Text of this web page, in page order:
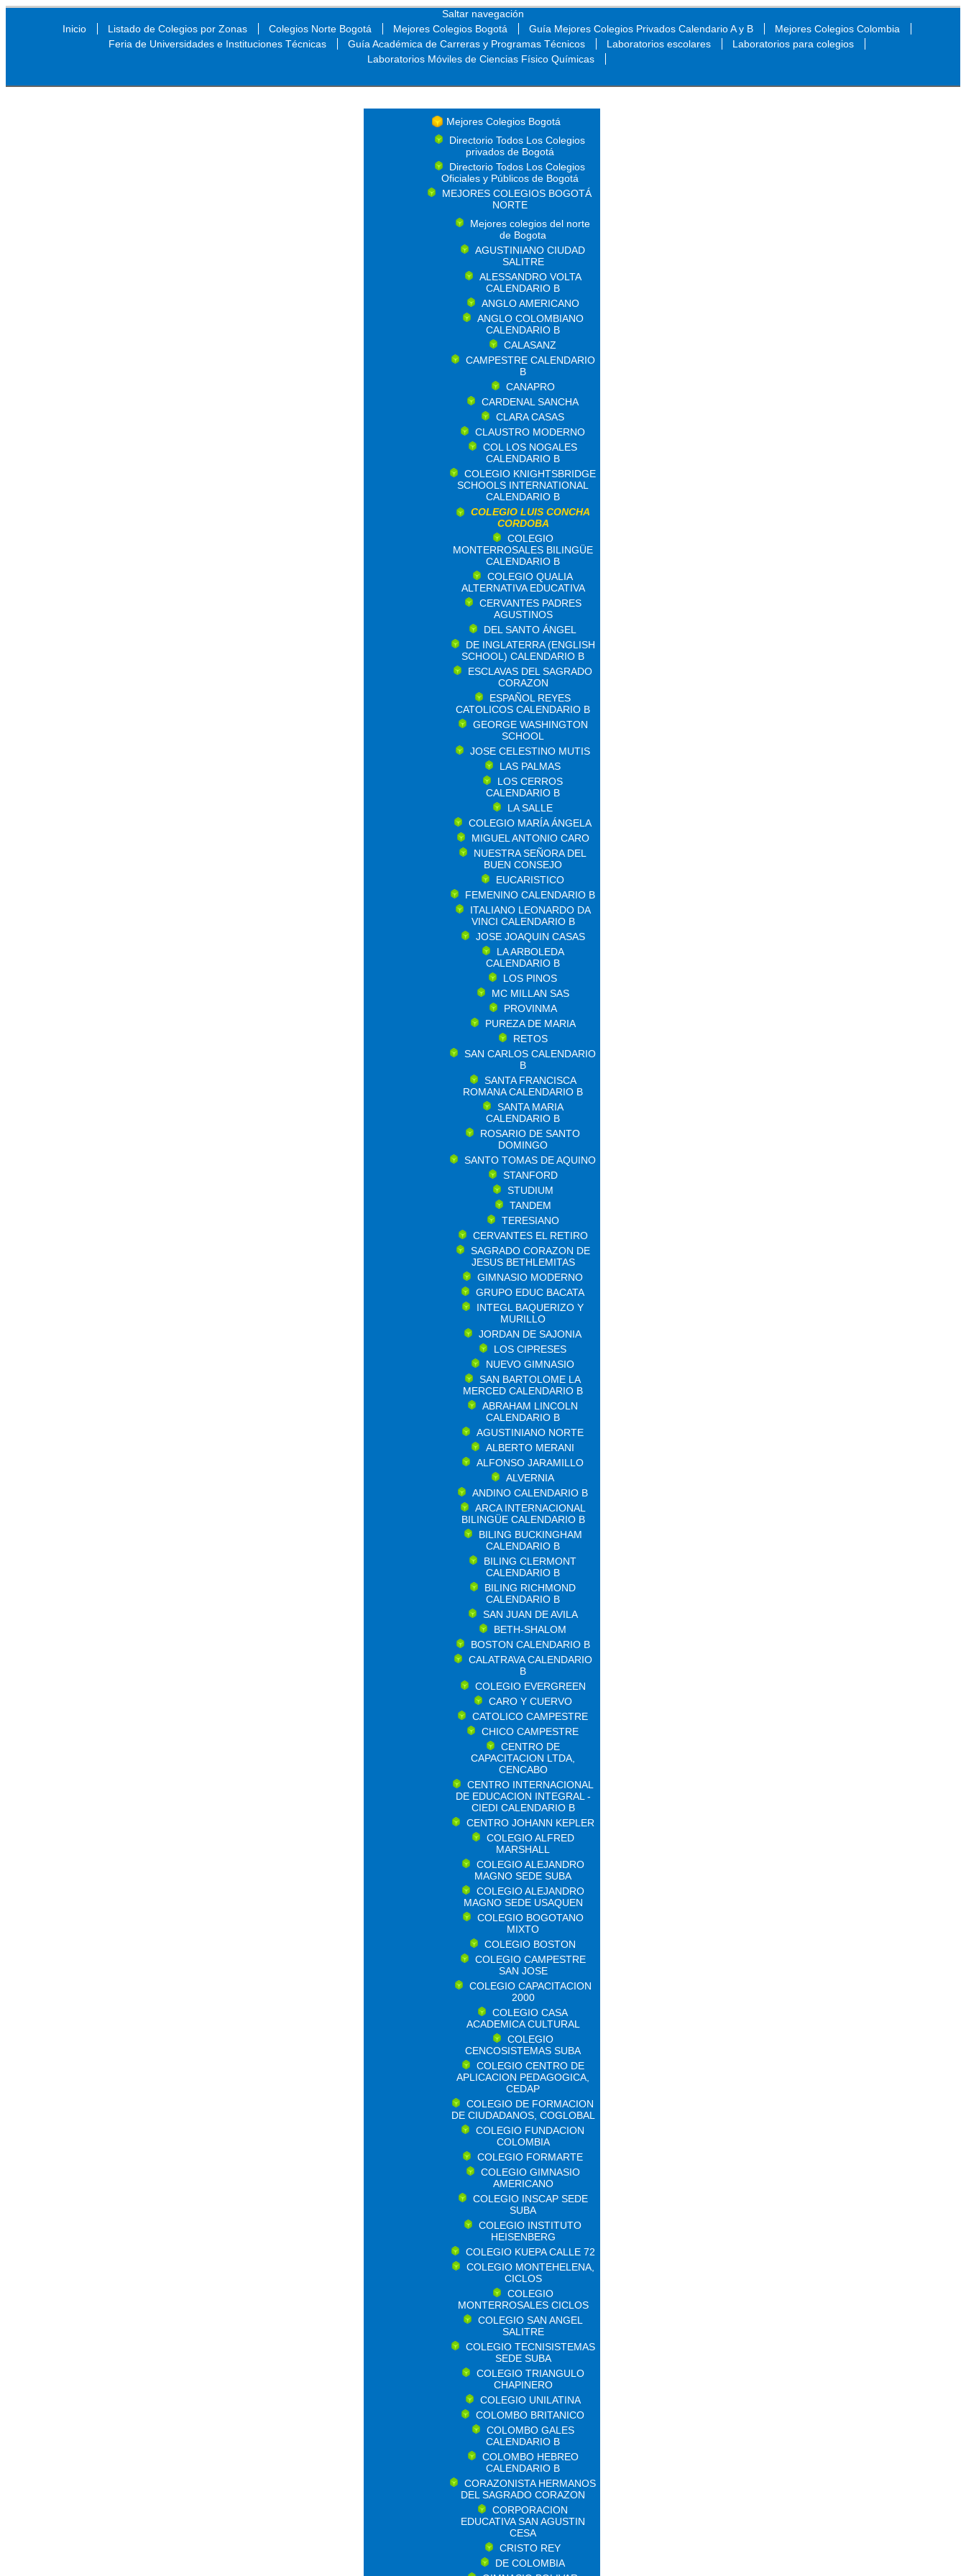
Saltar navegación
Inicio
Listado de Colegios por Zonas Colegios Norte Bogotá Mejores Colegios Bogotá Guía Mejores Colegios Privados Calendario A y B
Mejores Colegios Colombia
Feria de Universidades e Instituciones Técnicas
Guía Académica de Carreras y Programas Técnicos Laboratorios escolares
Laboratorios para colegios
Laboratorios Móviles de Ciencias Físico Químicas
Mejores Colegios Bogotá
Directorio Todos Los Colegios
privados de Bogotá
Directorio Todos Los Colegios
Oficiales y Públicos de Bogotá
MEJORES COLEGIOS BOGOTÁ
NORTE
Mejores colegios del norte
de Bogota
AGUSTINIANO CIUDAD
SALITRE
ALESSANDRO VOLTA
CALENDARIO B
ANGLO AMERICANO
ANGLO COLOMBIANO
CALENDARIO B
CALASANZ
CAMPESTRE CALENDARIO
B
CANAPRO
CARDENAL SANCHA
CLARA CASAS
CLAUSTRO MODERNO
COL LOS NOGALES
CALENDARIO B
COLEGIO KNIGHTSBRIDGE
SCHOOLS INTERNATIONAL
CALENDARIO B
COLEGIO LUIS CONCHA
CORDOBA
COLEGIO
MONTERROSALES BILINGÜE
CALENDARIO B
COLEGIO QUALIA
ALTERNATIVA EDUCATIVA
CERVANTES PADRES
AGUSTINOS
DEL SANTO ÁNGEL
DE INGLATERRA (ENGLISH
SCHOOL) CALENDARIO B
ESCLAVAS DEL SAGRADO
CORAZON
ESPAÑOL REYES
CATOLICOS CALENDARIO B
GEORGE WASHINGTON
SCHOOL
JOSE CELESTINO MUTIS
LAS PALMAS
LOS CERROS
CALENDARIO B
LA SALLE
COLEGIO MARÍA ÁNGELA
MIGUEL ANTONIO CARO
NUESTRA SEÑORA DEL
BUEN CONSEJO
EUCARISTICO
FEMENINO CALENDARIO B
ITALIANO LEONARDO DA
VINCI CALENDARIO B
JOSE JOAQUIN CASAS
LA ARBOLEDA
CALENDARIO B
LOS PINOS
MC MILLAN SAS
PROVINMA
PUREZA DE MARIA
RETOS
SAN CARLOS CALENDARIO
B
SANTA FRANCISCA
ROMANA CALENDARIO B
SANTA MARIA
CALENDARIO B
ROSARIO DE SANTO
DOMINGO
SANTO TOMAS DE AQUINO
STANFORD
STUDIUM
TANDEM
TERESIANO
CERVANTES EL RETIRO
SAGRADO CORAZON DE
JESUS BETHLEMITAS
GIMNASIO MODERNO
GRUPO EDUC BACATA
INTEGL BAQUERIZO Y
MURILLO
JORDAN DE SAJONIA
LOS CIPRESES
NUEVO GIMNASIO
SAN BARTOLOME LA
MERCED CALENDARIO B
ABRAHAM LINCOLN
CALENDARIO B
AGUSTINIANO NORTE
ALBERTO MERANI
ALFONSO JARAMILLO
ALVERNIA
ANDINO CALENDARIO B
ARCA INTERNACIONAL
BILINGÜE CALENDARIO B
BILING BUCKINGHAM
CALENDARIO B
BILING CLERMONT
CALENDARIO B
BILING RICHMOND
CALENDARIO B
SAN JUAN DE AVILA
BETH-SHALOM
BOSTON CALENDARIO B
CALATRAVA CALENDARIO
B
COLEGIO EVERGREEN
CARO Y CUERVO
CATOLICO CAMPESTRE
CHICO CAMPESTRE
CENTRO DE
CAPACITACION LTDA,
CENCABO
CENTRO INTERNACIONAL
DE EDUCACION INTEGRAL -
CIEDI CALENDARIO B
CENTRO JOHANN KEPLER
COLEGIO ALFRED
MARSHALL
COLEGIO ALEJANDRO
MAGNO SEDE SUBA
COLEGIO ALEJANDRO
MAGNO SEDE USAQUEN
COLEGIO BOGOTANO
MIXTO
COLEGIO BOSTON
COLEGIO CAMPESTRE
SAN JOSE
COLEGIO CAPACITACION
2000
COLEGIO CASA
ACADEMICA CULTURAL
COLEGIO
CENCOSISTEMAS SUBA
COLEGIO CENTRO DE
APLICACION PEDAGOGICA,
CEDAP
COLEGIO DE FORMACION
DE CIUDADANOS, COGLOBAL
COLEGIO FUNDACION
COLOMBIA
COLEGIO FORMARTE
COLEGIO GIMNASIO
AMERICANO
COLEGIO INSCAP SEDE
SUBA
COLEGIO INSTITUTO
HEISENBERG
COLEGIO KUEPA CALLE 72
COLEGIO MONTEHELENA,
CICLOS
COLEGIO
MONTERROSALES CICLOS
COLEGIO SAN ANGEL
SALITRE
COLEGIO TECNISISTEMAS
SEDE SUBA
COLEGIO TRIANGULO
CHAPINERO
COLEGIO UNILATINA
COLOMBO BRITANICO
COLOMBO GALES
CALENDARIO B
COLOMBO HEBREO
CALENDARIO B
CORAZONISTA HERMANOS
DEL SAGRADO CORAZON
CORPORACION
EDUCATIVA SAN AGUSTIN
CESA
CRISTO REY
DE COLOMBIA